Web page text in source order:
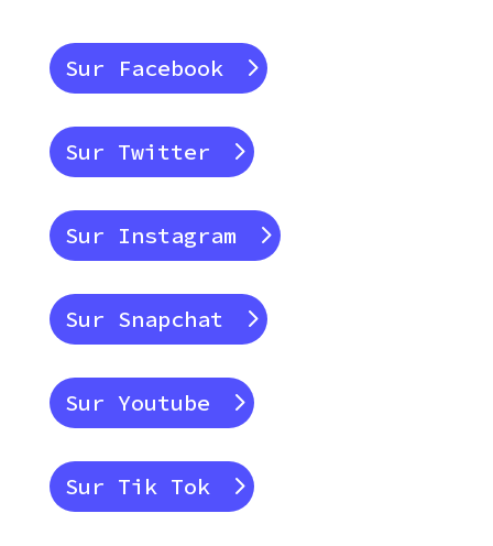
Sur Facebook
Sur Twitter
Sur Instagram
Sur Snapchat
Sur Youtube
Sur Tik Tok